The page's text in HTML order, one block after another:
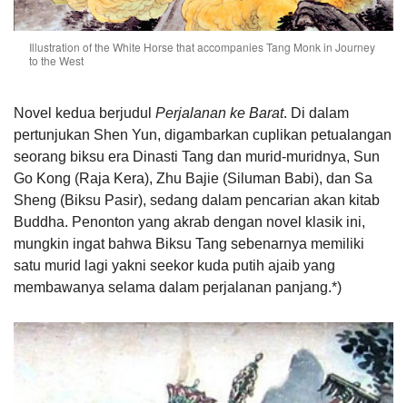
Illustration of the White Horse that accompanies Tang Monk in Journey
to the West
Novel kedua berjudul Perjalanan ke Barat. Di dalam
pertunjukan Shen Yun, digambarkan cuplikan petualangan
seorang biksu era Dinasti Tang dan murid-muridnya, Sun
Go Kong (Raja Kera), Zhu Bajie (Siluman Babi), dan Sa
Sheng (Biksu Pasir), sedang dalam pencarian akan kitab
Buddha. Penonton yang akrab dengan novel klasik ini,
mungkin ingat bahwa Biksu Tang sebenarnya memiliki
satu murid lagi yakni seekor kuda putih ajaib yang
membawanya selama dalam perjalanan panjang.*)